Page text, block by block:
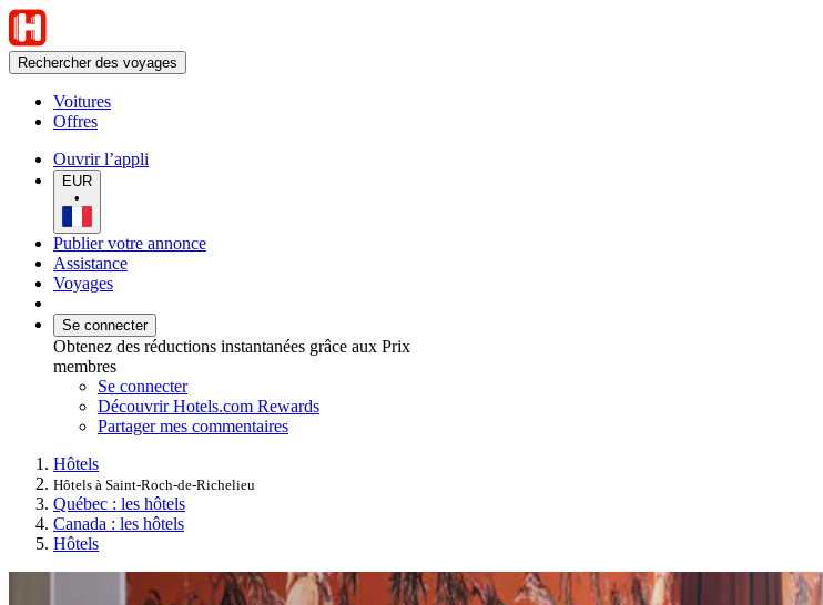
Rechercher des voyages
Voitures
Offres
Ouvrir l’appli
EUR
•
Publier votre annonce
Assistance
Voyages
Se connecter
Obtenez des réductions instantanées grâce aux Prix
membres
Se connecter
Découvrir Hotels.com Rewards
Partager mes commentaires
Hôtels
Hôtels à Saint-Roch-de-Richelieu
Québec : les hôtels
Canada : les hôtels
Hôtels